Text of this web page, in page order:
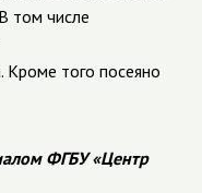
том числе
Кроме того посеяно
ФГБУ «Центр